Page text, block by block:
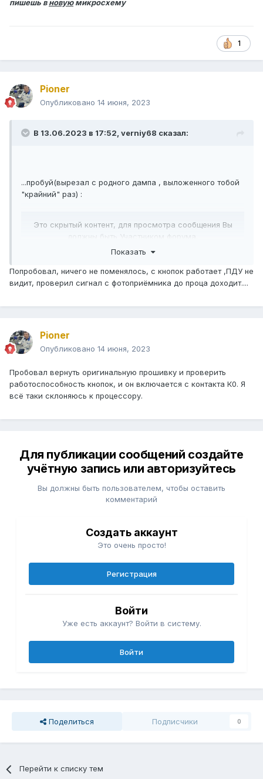
пишешь вновуюмикросхему
1
Pioner
Опубликовано 14 июня, 2023
В 13.06.2023 в 17:52, verniy68 сказал:
...пробуй(вырезал с родного дампа , выложенного тобой
"крайний" раз) :
Это скрытый контент, для просмотра сообщения Вы
должны быть Участником форума.
Показать
Попробовал, ничего не поменялось, с кнопок работает ,ПДУ не
видит, проверил сигнал с фотоприёмника до проца доходит....
Pioner
Опубликовано 14 июня, 2023
Пробовал вернуть оригинальную прошивку и проверить
работоспособность кнопок, и он включается с контакта К0. Я
всё таки склоняюсь к процессору.
Для публикации сообщений создайте
учётную запись или авторизуйтесь
Вы должны быть пользователем, чтобы оставить
комментарий
Создать аккаунт
Это очень просто!
Регистрация
Войти
Уже есть аккаунт? Войти в систему.
Войти
Поделиться Подписчики 0
Перейти к списку тем